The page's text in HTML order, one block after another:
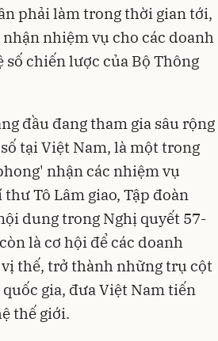
phải làm trong thời gian tới,
nhiệm vụ cho các doanh
chiến lược của Bộ Thông
đầu đang tham gia sâu rộng
tại Việt Nam, là một trong
nhận các nhiệm vụ
Tô Lâm giao, Tập đoàn
dung trong Nghị quyết 57-
là cơ hội để các doanh
thế, trở thành những trụ cột
gia, đưa Việt Nam tiến
thế giới.